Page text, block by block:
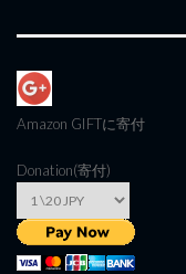
Amazon GIFTに寄付
Donation(寄付)